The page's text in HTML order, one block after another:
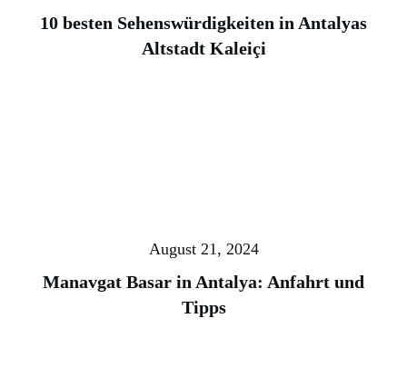
10 besten Sehenswürdigkeiten in Antalyas
Altstadt Kaleiçi
August 21, 2024
Manavgat Basar in Antalya: Anfahrt und
Tipps